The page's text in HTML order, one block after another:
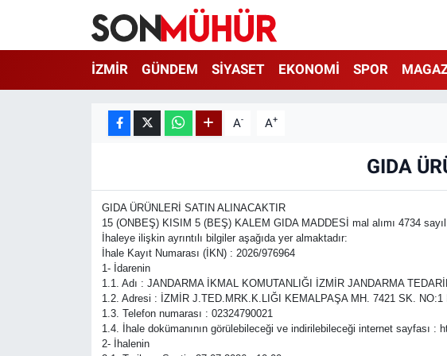
İZMİR GÜNDEM SİYASET EKONOMİ SPOR
A- A+
GIDA
GIDA ÜRÜNLERİ SATIN ALINACAKTIR
15 (ONBEŞ) KISIM 5 (BEŞ) KALEM GIDA MADDESİ mal alımı 4734
İhaleye ilişkin ayrıntılı bilgiler aşağıda yer almaktadır:
İhale Kayıt Numarası (İKN) : 2026/976964
1- İdarenin
1.1. Adı : JANDARMA İKMAL KOMUTANLIĞI İZMİR JANDARMA
1.2. Adresi : İZMİR J.TED.MRK.K.LIĞI KEMALPAŞA MH. 7421 SK.
1.3. Telefon numarası : 02324790021
1.4. İhale dokümanının görülebileceği ve indirilebileceği internet sayfası :
2- İhalenin
İzmir Nöbetçi Eczaneler
Süper Lig Puan Durumu ve Fikstür
Tüm Manşetler
Son Dakika Haberleri
Haber Arşivi